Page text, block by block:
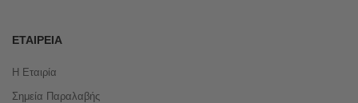
ΕΤΑΙΡΕΊΑ
Η Εταιρία
Σημεία Παραλαβής